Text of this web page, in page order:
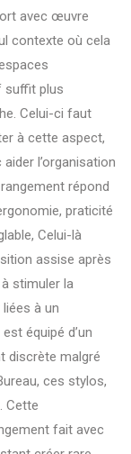
avec œuvre
contexte où cela
suffit plus
Celui-ci faut
à cette aspect,
l’organisation
répond
praticité
Celui-là
assise après
stimuler la
à un
équipé d’un
discrète malgré
ces stylos,
Cette
fait avec